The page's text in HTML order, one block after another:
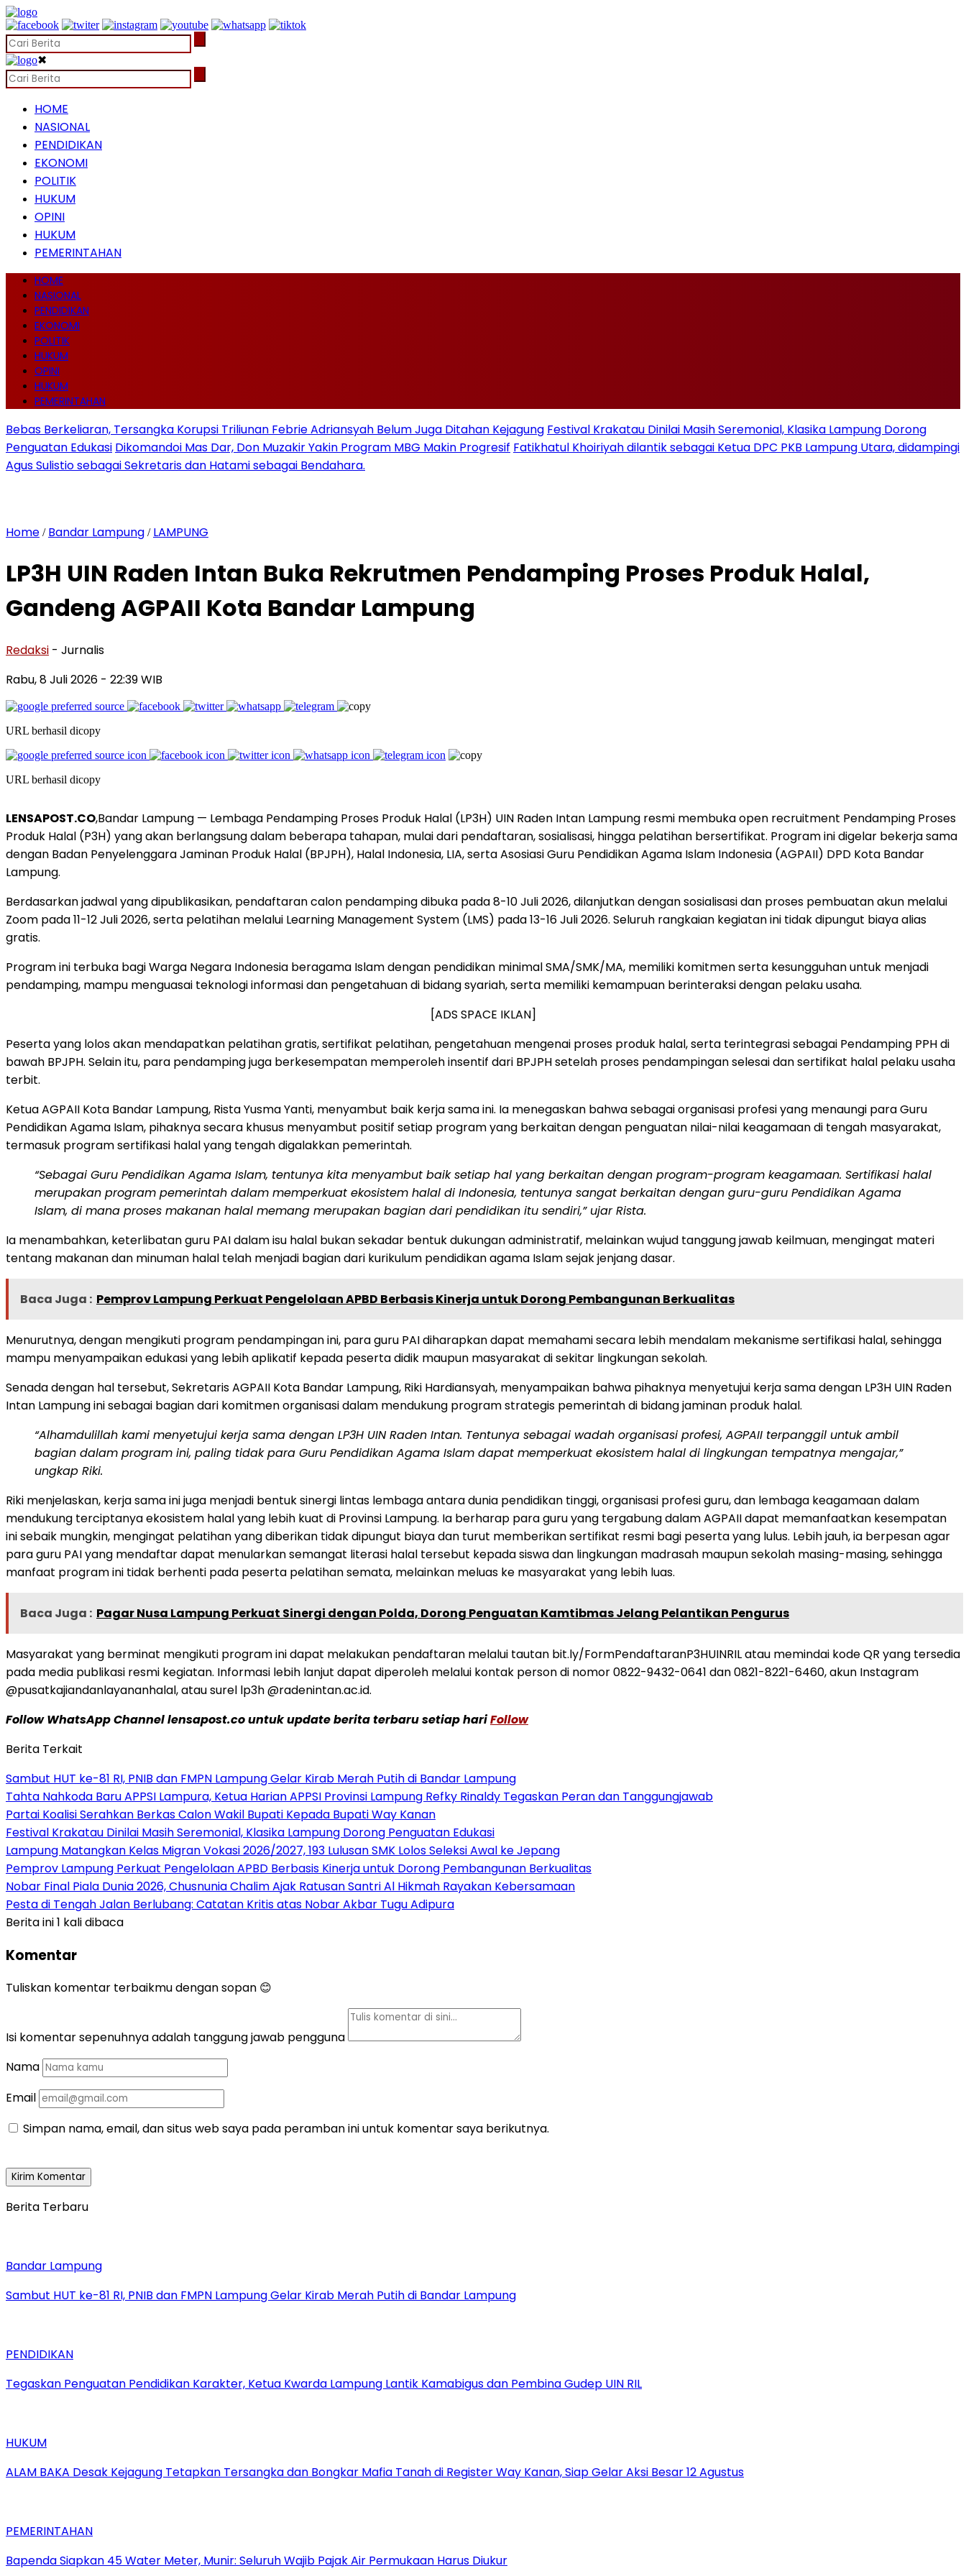
✖
HOME
NASIONAL
PENDIDIKAN
EKONOMI
POLITIK
HUKUM
OPINI
HUKUM
PEMERINTAHAN
HOME
NASIONAL
PENDIDIKAN
EKONOMI
POLITIK
HUKUM
OPINI
HUKUM
PEMERINTAHAN
Bebas Berkeliaran, Tersangka Korupsi Triliunan Febrie Adriansyah Belum Juga Ditahan Kejagung Festival Krakatau Dinilai Masih Seremonial, Klasika Lampung Dorong
Penguatan Edukasi Dikomandoi Mas Dar, Don Muzakir Yakin Program MBG Makin Progresif Fatikhatul Khoiriyah dilantik sebagai Ketua DPC PKB Lampung Utara, didampingi
Agus Sulistio sebagai Sekretaris dan Hatami sebagai Bendahara.
Home / Bandar Lampung / LAMPUNG
LP3H UIN Raden Intan Buka Rekrutmen Pendamping Proses Produk Halal,
Gandeng AGPAII Kota Bandar Lampung
Redaksi - Jurnalis
Rabu, 8 Juli 2026 - 22:39 WIB
URL berhasil dicopy
URL berhasil dicopy
LENSAPOST.CO,Bandar Lampung — Lembaga Pendamping Proses Produk Halal (LP3H) UIN Raden Intan Lampung resmi membuka open recruitment Pendamping Proses
Produk Halal (P3H) yang akan berlangsung dalam beberapa tahapan, mulai dari pendaftaran, sosialisasi, hingga pelatihan bersertifikat. Program ini digelar bekerja sama
dengan Badan Penyelenggara Jaminan Produk Halal (BPJPH), Halal Indonesia, LIA, serta Asosiasi Guru Pendidikan Agama Islam Indonesia (AGPAII) DPD Kota Bandar
Lampung.
Berdasarkan jadwal yang dipublikasikan, pendaftaran calon pendamping dibuka pada 8-10 Juli 2026, dilanjutkan dengan sosialisasi dan proses pembuatan akun melalui
Zoom pada 11-12 Juli 2026, serta pelatihan melalui Learning Management System (LMS) pada 13-16 Juli 2026. Seluruh rangkaian kegiatan ini tidak dipungut biaya alias
gratis.
Program ini terbuka bagi Warga Negara Indonesia beragama Islam dengan pendidikan minimal SMA/SMK/MA, memiliki komitmen serta kesungguhan untuk menjadi
pendamping, mampu menguasai teknologi informasi dan pengetahuan di bidang syariah, serta memiliki kemampuan berinteraksi dengan pelaku usaha.
[ADS SPACE IKLAN]
Peserta yang lolos akan mendapatkan pelatihan gratis, sertifikat pelatihan, pengetahuan mengenai proses produk halal, serta terintegrasi sebagai Pendamping PPH di
bawah BPJPH. Selain itu, para pendamping juga berkesempatan memperoleh insentif dari BPJPH setelah proses pendampingan selesai dan sertifikat halal pelaku usaha
terbit.
Ketua AGPAII Kota Bandar Lampung, Rista Yusma Yanti, menyambut baik kerja sama ini. Ia menegaskan bahwa sebagai organisasi profesi yang menaungi para Guru
Pendidikan Agama Islam, pihaknya secara khusus menyambut positif setiap program yang berkaitan dengan penguatan nilai-nilai keagamaan di tengah masyarakat,
termasuk program sertifikasi halal yang tengah digalakkan pemerintah.
“Sebagai Guru Pendidikan Agama Islam, tentunya kita menyambut baik setiap hal yang berkaitan dengan program-program keagamaan. Sertifikasi halal
merupakan program pemerintah dalam memperkuat ekosistem halal di Indonesia, tentunya sangat berkaitan dengan guru-guru Pendidikan Agama
Islam, di mana proses makanan halal memang merupakan bagian dari pendidikan itu sendiri,” ujar Rista.
Ia menambahkan, keterlibatan guru PAI dalam isu halal bukan sekadar bentuk dukungan administratif, melainkan wujud tanggung jawab keilmuan, mengingat materi
tentang makanan dan minuman halal telah menjadi bagian dari kurikulum pendidikan agama Islam sejak jenjang dasar.
Baca Juga : Pemprov Lampung Perkuat Pengelolaan APBD Berbasis Kinerja untuk Dorong Pembangunan Berkualitas
Menurutnya, dengan mengikuti program pendampingan ini, para guru PAI diharapkan dapat memahami secara lebih mendalam mekanisme sertifikasi halal, sehingga
mampu menyampaikan edukasi yang lebih aplikatif kepada peserta didik maupun masyarakat di sekitar lingkungan sekolah.
Senada dengan hal tersebut, Sekretaris AGPAII Kota Bandar Lampung, Riki Hardiansyah, menyampaikan bahwa pihaknya menyetujui kerja sama dengan LP3H UIN Raden
Intan Lampung ini sebagai bagian dari komitmen organisasi dalam mendukung program strategis pemerintah di bidang jaminan produk halal.
“Alhamdulillah kami menyetujui kerja sama dengan LP3H UIN Raden Intan. Tentunya sebagai wadah organisasi profesi, AGPAII terpanggil untuk ambil
bagian dalam program ini, paling tidak para Guru Pendidikan Agama Islam dapat memperkuat ekosistem halal di lingkungan tempatnya mengajar,”
ungkap Riki.
Riki menjelaskan, kerja sama ini juga menjadi bentuk sinergi lintas lembaga antara dunia pendidikan tinggi, organisasi profesi guru, dan lembaga keagamaan dalam
mendukung terciptanya ekosistem halal yang lebih kuat di Provinsi Lampung. Ia berharap para guru yang tergabung dalam AGPAII dapat memanfaatkan kesempatan
ini sebaik mungkin, mengingat pelatihan yang diberikan tidak dipungut biaya dan turut memberikan sertifikat resmi bagi peserta yang lulus. Lebih jauh, ia berpesan agar
para guru PAI yang mendaftar dapat menularkan semangat literasi halal tersebut kepada siswa dan lingkungan madrasah maupun sekolah masing-masing, sehingga
manfaat program ini tidak berhenti pada peserta pelatihan semata, melainkan meluas ke masyarakat yang lebih luas.
Baca Juga : Pagar Nusa Lampung Perkuat Sinergi dengan Polda, Dorong Penguatan Kamtibmas Jelang Pelantikan Pengurus
Masyarakat yang berminat mengikuti program ini dapat melakukan pendaftaran melalui tautan bit.ly/FormPendaftaranP3HUINRIL atau memindai kode QR yang tersedia
pada media publikasi resmi kegiatan. Informasi lebih lanjut dapat diperoleh melalui kontak person di nomor 0822-9432-0641 dan 0821-8221-6460, akun Instagram
@pusatkajiandanlayananhalal, atau surel lp3h @radenintan.ac.id.
Follow WhatsApp Channel lensapost.co untuk update berita terbaru setiap hariFollow
Berita Terkait
Sambut HUT ke-81 RI, PNIB dan FMPN Lampung Gelar Kirab Merah Putih di Bandar Lampung
Tahta Nahkoda Baru APPSI Lampura, Ketua Harian APPSI Provinsi Lampung Refky Rinaldy Tegaskan Peran dan Tanggungjawab
Partai Koalisi Serahkan Berkas Calon Wakil Bupati Kepada Bupati Way Kanan
Festival Krakatau Dinilai Masih Seremonial, Klasika Lampung Dorong Penguatan Edukasi
Lampung Matangkan Kelas Migran Vokasi 2026/2027, 193 Lulusan SMK Lolos Seleksi Awal ke Jepang
Pemprov Lampung Perkuat Pengelolaan APBD Berbasis Kinerja untuk Dorong Pembangunan Berkualitas
Nobar Final Piala Dunia 2026, Chusnunia Chalim Ajak Ratusan Santri Al Hikmah Rayakan Kebersamaan
Pesta di Tengah Jalan Berlubang: Catatan Kritis atas Nobar Akbar Tugu Adipura
Berita ini 1 kali dibaca
Komentar
Tuliskan komentar terbaikmu dengan sopan 😊
Isi komentar sepenuhnya adalah tanggung jawab pengguna
Nama
Email
Simpan nama, email, dan situs web saya pada peramban ini untuk komentar saya berikutnya.
Berita Terbaru
Bandar Lampung
Sambut HUT ke-81 RI, PNIB dan FMPN Lampung Gelar Kirab Merah Putih di Bandar Lampung
PENDIDIKAN
Tegaskan Penguatan Pendidikan Karakter, Ketua Kwarda Lampung Lantik Kamabigus dan Pembina Gudep UIN RIL
HUKUM
ALAM BAKA Desak Kejagung Tetapkan Tersangka dan Bongkar Mafia Tanah di Register Way Kanan, Siap Gelar Aksi Besar 12 Agustus
PEMERINTAHAN
‎Bapenda Siapkan 45 Water Meter, Munir: Seluruh Wajib Pajak Air Permukaan Harus Diukur